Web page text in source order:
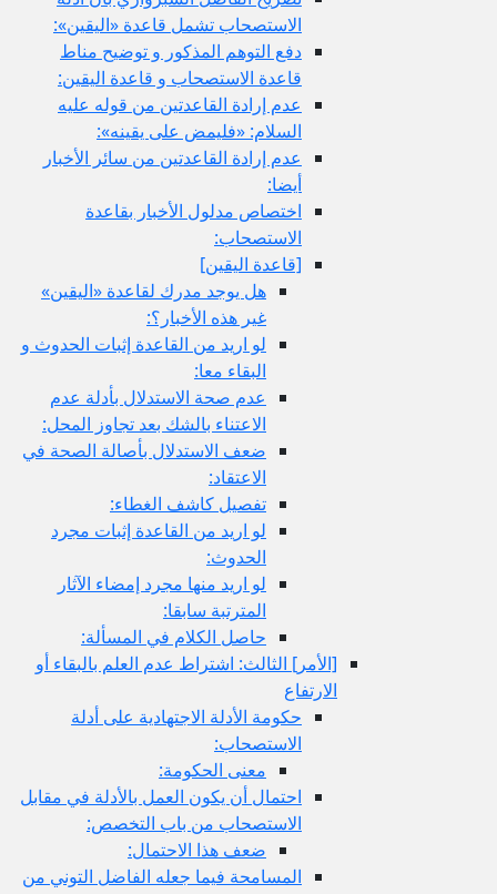
الاستصحاب تشمل قاعدة «اليقين»:
دفع التوهم المذكور و توضيح مناط
قاعدة الاستصحاب و قاعدة اليقين:
عدم إرادة القاعدتين من قوله عليه
السلام: «فليمض على يقينه»:
عدم إرادة القاعدتين من سائر الأخبار
أيضا:
اختصاص مدلول الأخبار بقاعدة
الاستصحاب:
[قاعدة اليقين‏]
هل يوجد مدرك لقاعدة «اليقين»
غير هذه الأخبار؟:
لو اريد من القاعدة إثبات الحدوث و
البقاء معا:
عدم صحة الاستدلال بأدلة عدم
الاعتناء بالشك بعد تجاوز المحل:
ضعف الاستدلال بأصالة الصحة في
الاعتقاد:
تفصيل كاشف الغطاء:
لو اريد من القاعدة إثبات مجرد
الحدوث:
لو اريد منها مجرد إمضاء الآثار
المترتبة سابقا:
حاصل الكلام في المسألة:
[الأمر] الثالث: اشتراط عدم العلم بالبقاء أو
الارتفاع
حكومة الأدلة الاجتهادية على أدلة
الاستصحاب:
معنى الحكومة:
احتمال أن يكون العمل بالأدلة في مقابل
الاستصحاب من باب التخصص:
ضعف هذا الاحتمال:
المسامحة فيما جعله الفاضل التوني من